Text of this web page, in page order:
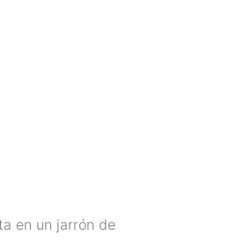
en un jarrón de